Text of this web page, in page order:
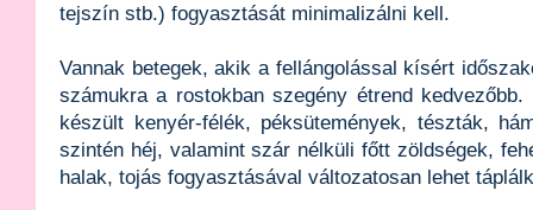
tejszín stb.) fogyasztását minimalizálni kell.
Vannak betegek, akik a fellángolással kísért
számukra a rostokban szegény étrend
készült kenyér-félék, péksütemények, tészták,
szintén héj, valamint szár nélküli főtt zöldségek,
halak, tojás fogyasztásával változatosan lehet